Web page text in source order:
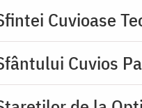
Cuvioase
Cuvios